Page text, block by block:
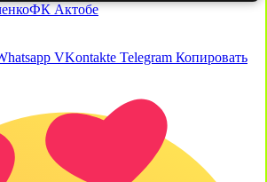
ФК Актобе
VKontakte Telegram Копировать